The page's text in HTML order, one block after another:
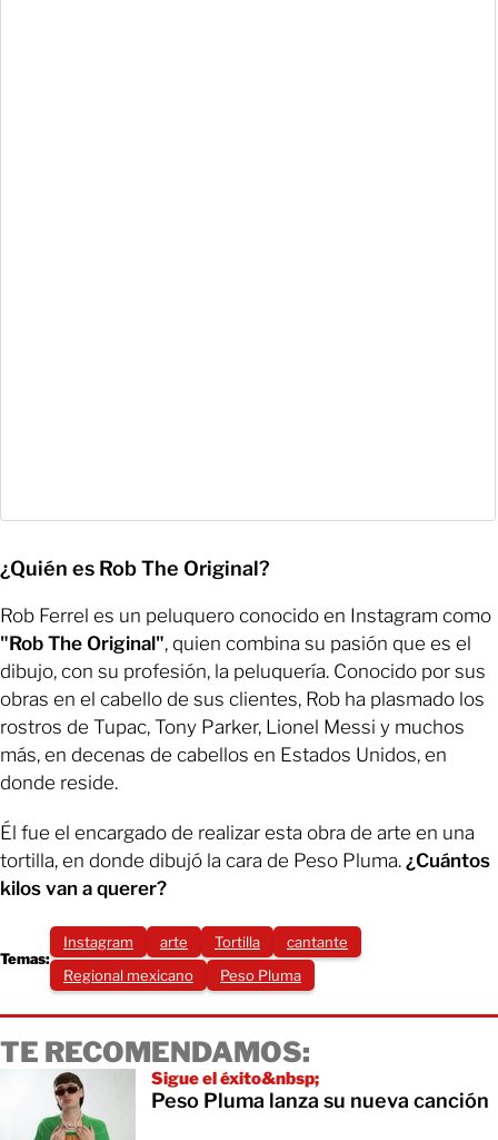
¿Quién es Rob The Original?
Rob Ferrel es un peluquero conocido en Instagram como
"Rob The Original", quien combina su pasión que es el
dibujo, con su profesión, la peluquería. Conocido por sus
obras en el cabello de sus clientes, Rob ha plasmado los
rostros de Tupac, Tony Parker, Lionel Messi y muchos
más, en decenas de cabellos en Estados Unidos, en
donde reside.
Él fue el encargado de realizar esta obra de arte en una
tortilla, en donde dibujó la cara de Peso Pluma. ¿Cuántos
kilos van a querer?
Temas:
Instagram arte Tortilla
cantante
Regional mexicano
Peso Pluma
TE RECOMENDAMOS:
Sigue el éxito&nbsp;
Peso Pluma lanza su nueva canción